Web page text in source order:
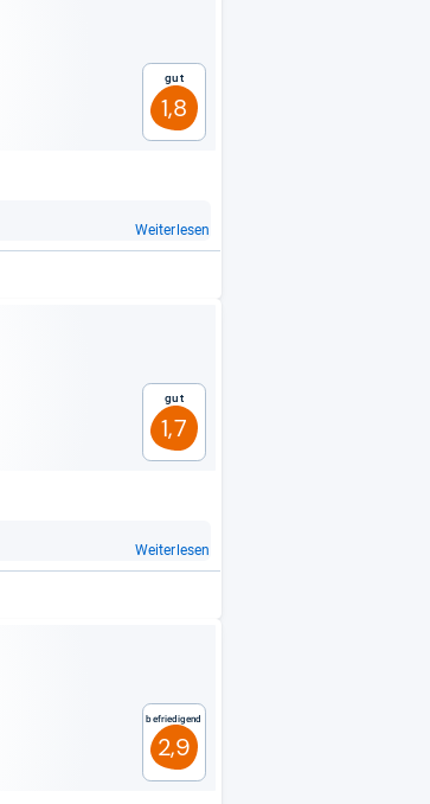
Gut
1,8
Weiterlesen
Gut
1,7
Weiterlesen
Befriedigend
2,9